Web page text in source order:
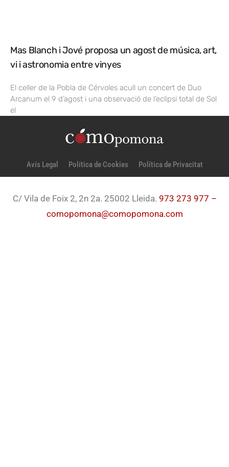
Mas Blanch i Jové proposa un agost de música, art,
vi i astronomia entre vinyes
El celler de la Pobla de Cérvoles acull un concert de Duo
Arcanum el 9 d’agost i una observació de l’eclipsi total de Sol
el
Avís Legal Política de Cookies Política de Privacitat
C/ Vila de Foix 2, 2n 2a. 25002 Lleida. 973 273 977 –
comopomona@comopomona.com